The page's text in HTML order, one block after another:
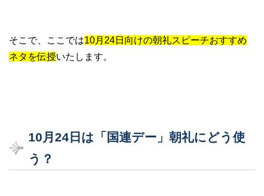
そこで、ここでは10月24日向けの朝礼スピーチおすすめ
ネタを伝授いたします。
10 月24 日は「国連デー」朝礼にどう使
う？